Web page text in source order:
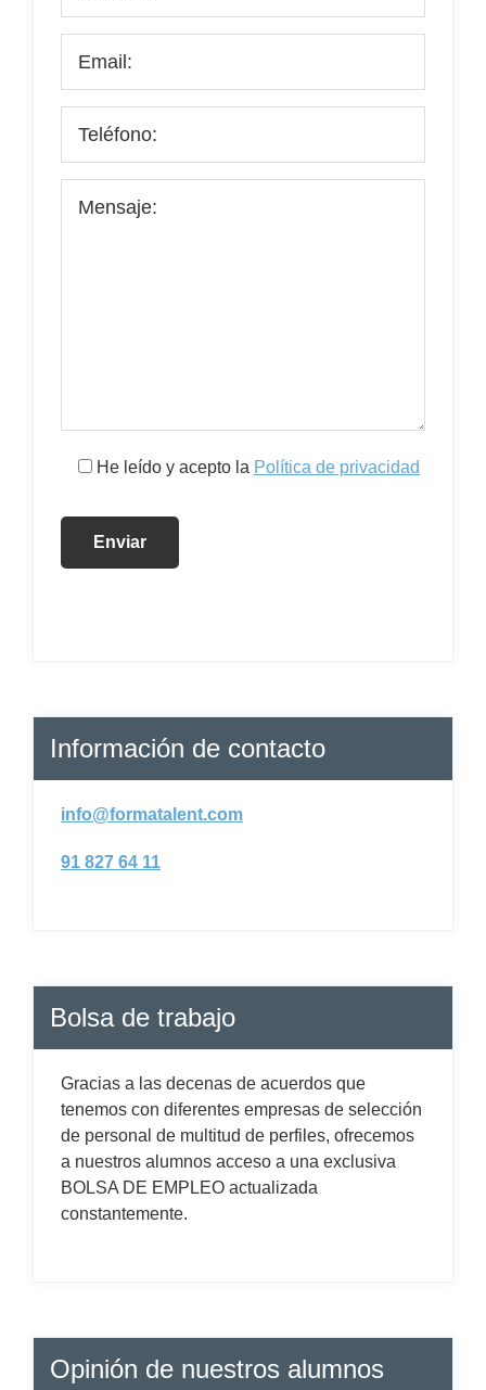
He leído y acepto la Política de privacidad
Información de contacto
info@formatalent.com
91 827 64 11
Bolsa de trabajo
Gracias a las decenas de acuerdos que
tenemos con diferentes empresas de selección
de personal de multitud de perfiles, ofrecemos
a nuestros alumnos acceso a una exclusiva
BOLSA DE EMPLEO actualizada
constantemente.
Opinión de nuestros alumnos